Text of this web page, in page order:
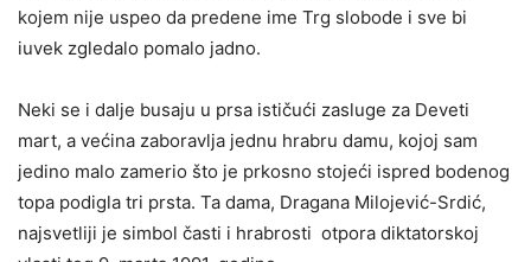
kojem nije uspeo da predene ime Trg slobode i sve bi
iuvek zgledalo pomalo jadno.
Neki se i dalje busaju u prsa ističući zasluge za Deveti
mart, a većina zaboravlja jednu hrabru damu, kojoj sam
jedino malo zamerio što je prkosno stojeći ispred bodenog
topa podigla tri prsta. Ta dama, Dragana Milojević-Srdić,
najsvetliji je simbol časti i hrabrosti otpora diktatorskoj